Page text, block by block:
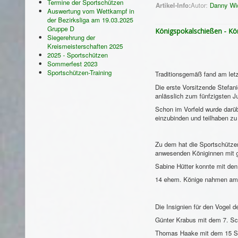
Termine der Sportschützen
Auswertung vom Wettkampf in
der Bezirksliga am 19.03.2025
Gruppe D
Siegerehrung der
Kreismeisterschaften 2025
2025 - Sportschützen
Sommerfest 2023
Sportschützen-Training
Artikel-Info:Autor: Danny
Königspokalschießen -
Traditionsgemäß fand am
Die erste Vorsitzende
anlässlich zum fünfzigsten
Schon im Vorfeld wurde
einzubinden und teilhaben
Zu dem hat die
anwesenden Königinnen mit
Sabine Hütter konnte mit
14 ehem. Könige nahmen
Die Insignien für den Vogel
Günter Krabus mit
Thomas Haake mit